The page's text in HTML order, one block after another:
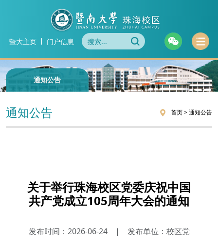
暨大主页 门户信息
通知公告
通知公告 首页>通知公告
关于举行珠海校区党委庆祝中国
共产党成立105周年大会的通知
发布时间：2026-06-24 |
发布单位：校区党